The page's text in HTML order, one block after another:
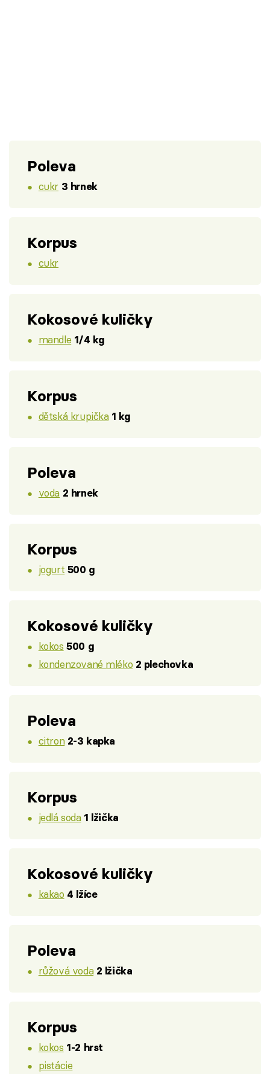
Poleva
cukr 3 hrnek
Korpus
cukr
Kokosové kuličky
mandle 1/4 kg
Korpus
dětská krupička 1 kg
Poleva
voda 2 hrnek
Korpus
jogurt 500 g
Kokosové kuličky
kokos 500 g
kondenzované mléko 2 plechovka
Poleva
citron 2-3 kapka
Korpus
jedlá soda 1 lžička
Kokosové kuličky
kakao 4 lžíce
Poleva
růžová voda 2 lžička
Korpus
kokos 1-2 hrst
pistácie